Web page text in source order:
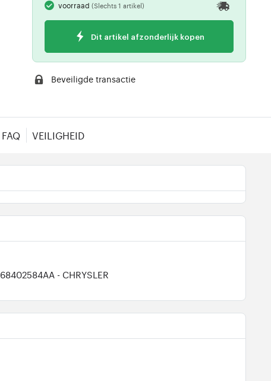
voorraad(Slechts 1 artikel)
Dit artikel afzonderlijk kopen
Beveiligde transactie
FAQ VEILIGHEID
68402584AA - CHRYSLER